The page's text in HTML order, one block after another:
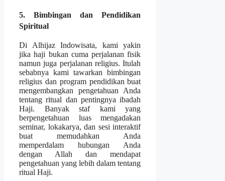
5. Bimbingan dan Pendidikan
Spiritual
Di Alhijaz Indowisata, kami yakin
jika haji bukan cuma perjalanan fisik
namun juga perjalanan religius. Itulah
sebabnya kami tawarkan bimbingan
religius dan program pendidikan buat
mengembangkan pengetahuan Anda
tentang ritual dan pentingnya ibadah
Haji. Banyak staf kami yang
berpengetahuan luas mengadakan
seminar, lokakarya, dan sesi interaktif
buat memudahkan Anda
memperdalam hubungan Anda
dengan Allah dan mendapat
pengetahuan yang lebih dalam tentang
ritual Haji.